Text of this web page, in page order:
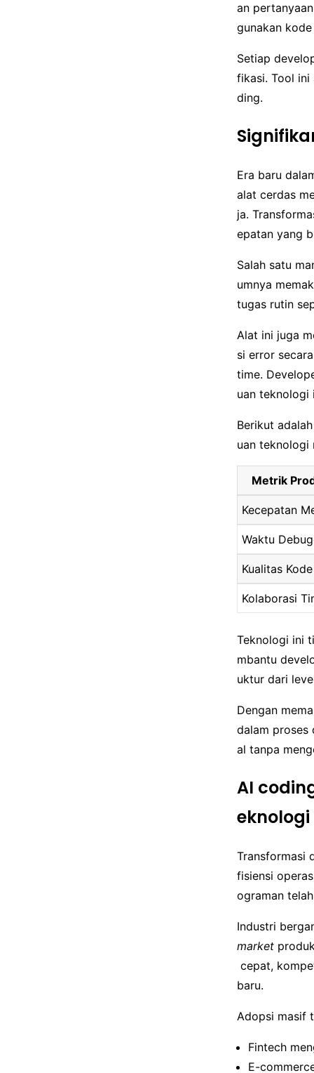
an
gunakan
Setiap
fikasi. Tool ini
ding.
Era baru
alat cerdas
ja.
epatan yang
Salah satu
umnya
tugas rutin
Alat ini juga
si error
time.
uan teknologi
Berikut
uan teknologi
Metrik
Kecepatan
Waktu
Kualitas Kode
Kolaborasi
Teknologi ini
mbantu
uktur dari
Dengan
dalam proses
al tanpa
AI
eknologi
Transformasi
fisiensi
ograman
Industri
market
cepat,
baru.
Adopsi masif
Fintech
E-